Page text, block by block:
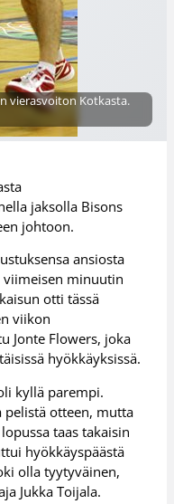
vierasvoiton Kotkasta.
jaksolla Bisons
johtoon.
ansiosta
viimeisen minuutin
otti tässä
viikon
Jonte Flowers, joka
hyökkäyksissä.
kyllä parempi.
pelistä otteen, mutta
taas takaisin
hyökkäyspäästä
olla tyytyväinen,
Jukka Toijala.